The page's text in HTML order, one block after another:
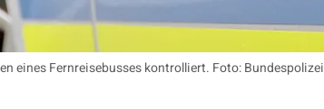
eines Fernreisebusses kontrolliert. Foto: Bundespolizei